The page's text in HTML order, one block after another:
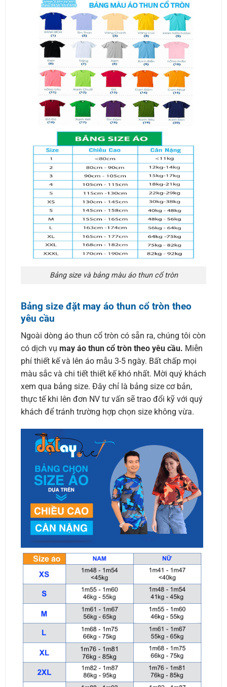
Bảng size và bảng màu áo thun cổ tròn
Bảng size đặt may áo thun cổ tròn theo
yêu cầu
Ngoài dòng áo thun cổ tròn có sẵn ra, chúng tôi còn
có dịch vụ may áo thun cổ tròn theo yêu cầu. Miễn
phí thiết kế và lên áo mẫu 3-5 ngày. Bất chấp mọi
màu sắc và chi tiết thiết kế khó nhất. Mời quý khách
xem qua bảng size. Đây chỉ là bảng size cơ bản,
thực tế khi lên đơn NV tư vấn sẽ trao đổi kỹ với quý
khách để tránh trường hợp chọn size không vừa.